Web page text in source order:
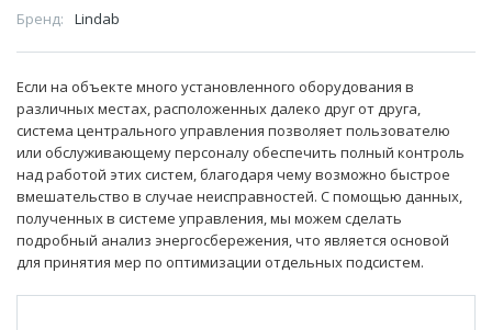
Бренд: Lindab
Если на объекте много установленного оборудования в
различных местах, расположенных далеко друг от друга,
система центрального управления позволяет пользователю
или обслуживающему персоналу обеспечить полный контроль
над работой этих систем, благодаря чему возможно быстрое
вмешательство в случае неисправностей. С помощью данных,
полученных в системе управления, мы можем сделать
подробный анализ энергосбережения, что является основой
для принятия мер по оптимизации отдельных подсистем.